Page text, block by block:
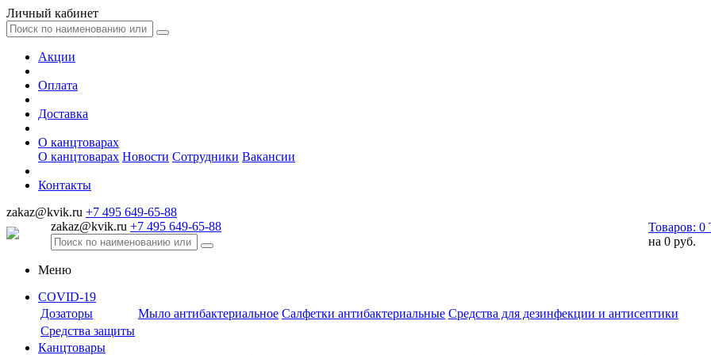
Личный кабинет
Акции
Оплата
Доставка
О канцтоварах
О канцтоварах Новости Сотрудники Вакансии
Контакты
zakaz@kvik.ru +7 495 649-65-88
zakaz@kvik.ru +7 495 649-65-88 Товаров: 0
на 0 руб.
Меню
COVID-19
Дозаторы
Мыло антибактериальное Салфетки антибактериальные Средства для дезинфекции и антисептики
Средства защиты
Канцтовары